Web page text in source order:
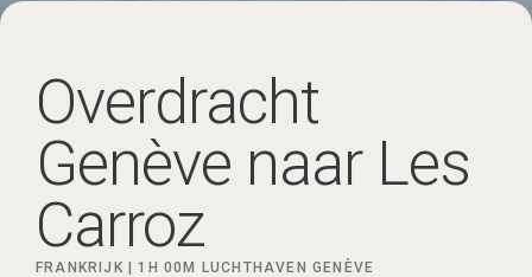
Overdracht
Genève naar Les
Carroz
FRANKRIJK |1H 00M LUCHTHAVEN GENÈVE